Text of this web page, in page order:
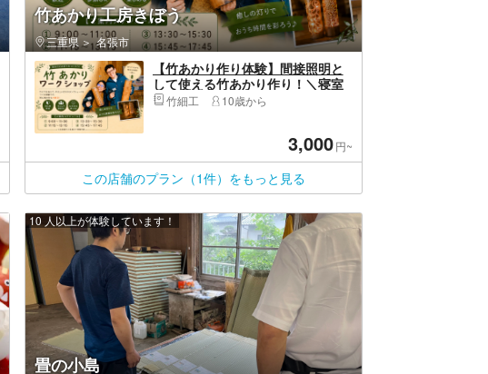
竹あかり工房きぼう
三重県 名張市
【竹あかり作り体験】間接照明と
して使える竹あかり作り！＼寝室
などの間接照明に和の灯を♪／【手
竹細工 10歳から
3,000円~
この店舗のプラン（1件）をもっと見る
畳の小島
10 人以上が体験しています！